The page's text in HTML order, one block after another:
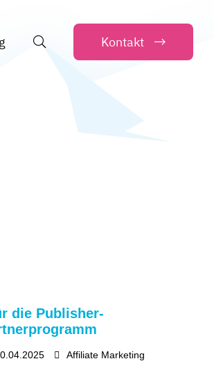
Kontakt
die Publisher-
Affiliate Marketing